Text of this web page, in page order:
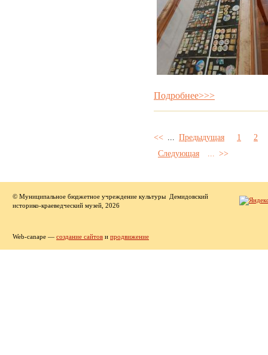
Подробнее>>>
<< Предыдущая 1
2
Следующая
>>
© Муниципальное бюджетное учреждение культуры Демидовский
историко-краеведческий музей, 2026
Web-canape — создание сайтов и продвижение